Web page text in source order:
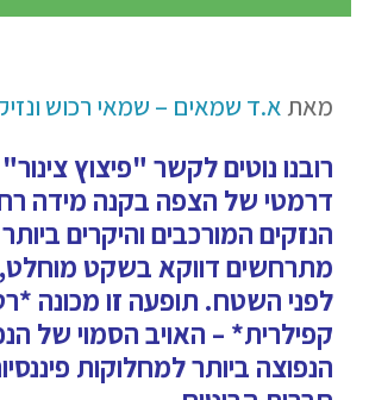
מאת א.ד שמאים – שמאי רכוש
רובנו נוטים לקשר "פיצוץ
דרמטי של הצפה בקנה מידה
הנזקים המורכבים והיקרים
מתרחשים דווקא בשקט
לפני השטח. תופעה זו מכונה
קפילרית* – האויב הסמוי של
הנפוצה ביותר למחלוקות